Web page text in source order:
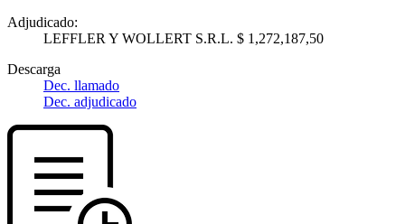
Adjudicado:
LEFFLER Y WOLLERT S.R.L. $ 1,272,187,50
Descarga
Dec. llamado
Dec. adjudicado